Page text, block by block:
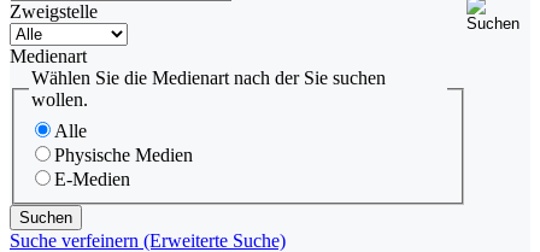
Zweigstelle
Medienart
Wählen Sie die Medienart nach der Sie suchen
wollen.
Alle
Physische Medien
E-Medien
Suche verfeinern (Erweiterte Suche)